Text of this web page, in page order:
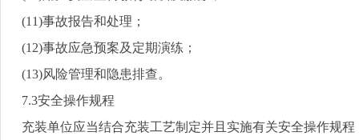
(11)事故报告和处理；
(12)事故应急预案及定期演练；
(13)风险管理和隐患排查。
7.3安全操作规程
充装单位应当结合充装工艺制定并且实施有关安全操作规